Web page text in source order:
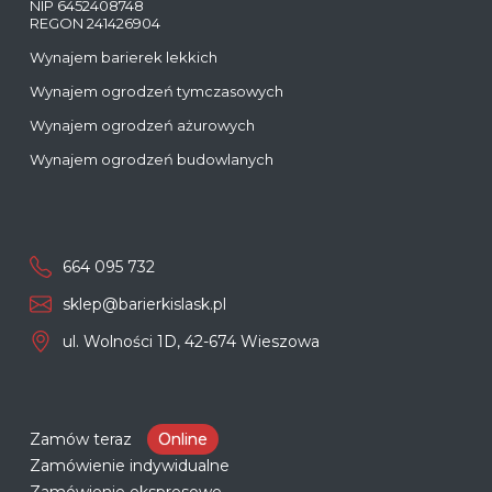
NIP 6452408748
REGON 241426904
Wynajem barierek lekkich
Wynajem ogrodzeń tymczasowych
Wynajem ogrodzeń ażurowych
Wynajem ogrodzeń budowlanych
664 095 732
sklep@barierkislask.pl
ul. Wolności 1D, 42-674 Wieszowa
Zamów teraz
Online
Zamówienie indywidualne